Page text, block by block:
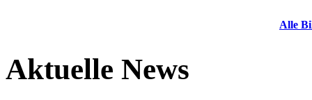
Alle
Aktuelle News